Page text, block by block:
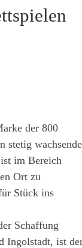
der 800
stetig
im Bereich
Ort zu
Stück ins
Schaffung
Ingolstadt, ist